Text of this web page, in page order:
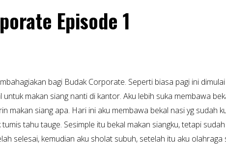
Episode 1
bagi Budak Corporate. Seperti biasa pagi ini
untuk makan siang nanti di kantor. Aku lebih suka membawa
makan siang apa. Hari ini aku membawa bekal nasi yg sudah
tahu tauge. Sesimple itu bekal makan siangku, tetapi
selesai, kemudian aku sholat subuh, setelah itu aku